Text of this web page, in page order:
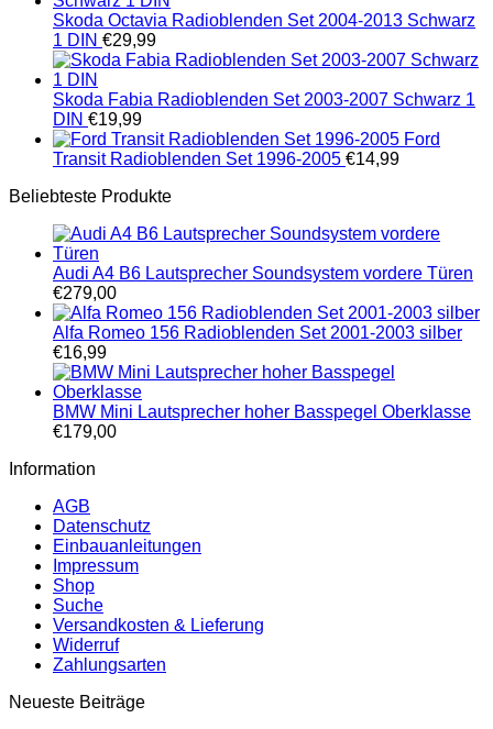
Skoda Octavia Radioblenden Set 2004-2013 Schwarz
1 DIN €29,99
Skoda Fabia Radioblenden Set 2003-2007 Schwarz 1
DIN €19,99
Ford
Transit Radioblenden Set 1996-2005 €14,99
Beliebteste Produkte
Audi A4 B6 Lautsprecher Soundsystem vordere Türen
€279,00
Alfa Romeo 156 Radioblenden Set 2001-2003 silber
€16,99
BMW Mini Lautsprecher hoher Basspegel Oberklasse
€179,00
Information
AGB
Datenschutz
Einbauanleitungen
Impressum
Shop
Suche
Versandkosten & Lieferung
Widerruf
Zahlungsarten
Neueste Beiträge